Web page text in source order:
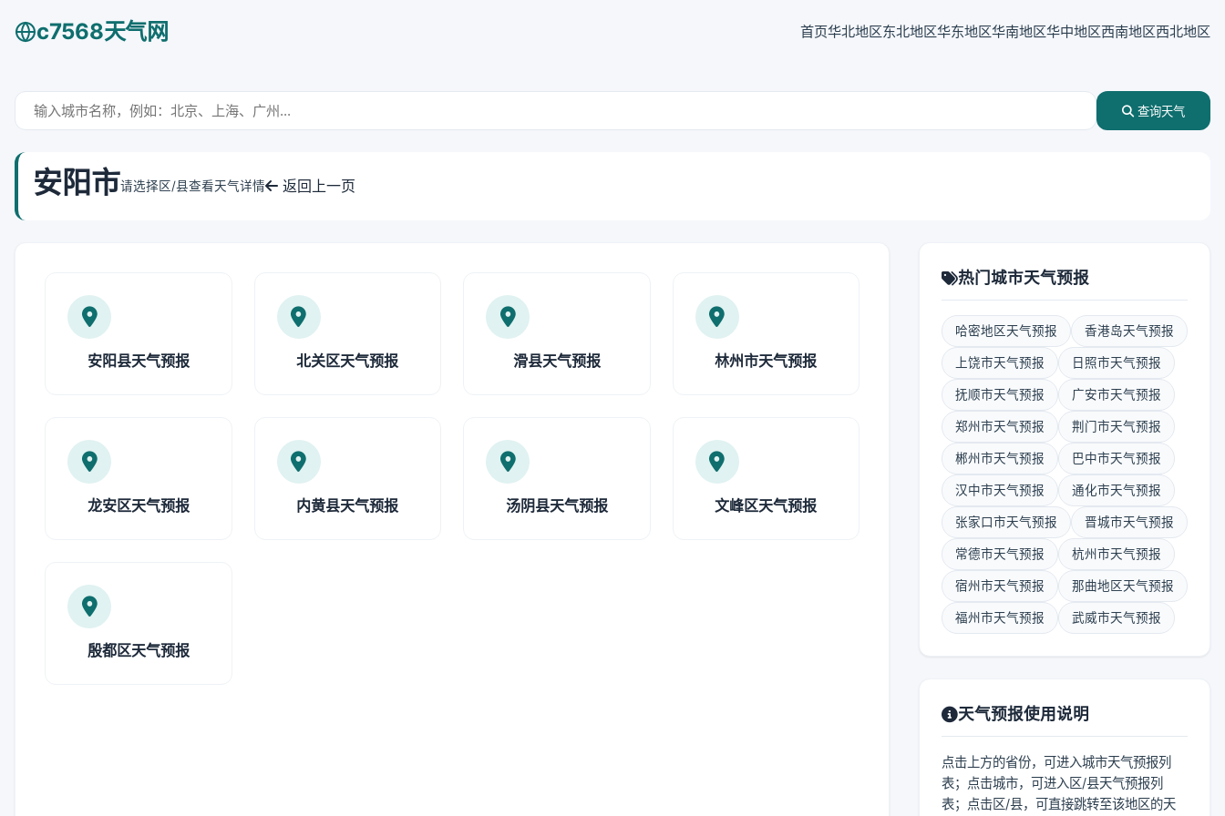
c7568天气网 首页华北地区东北地区华东地区华南地区华中地区西南地区西北地区
查询天气
安阳市请选择区/县查看天气详情 返回上一页
安阳县天气预报 北关区天气预报 滑县天气预报 林州市天气预报
龙安区天气预报 内黄县天气预报 汤阴县天气预报 文峰区天气预报
殷都区天气预报
热门城市天气预报
哈密地区天气预报 香港岛天气预报
上饶市天气预报 日照市天气预报
抚顺市天气预报 广安市天气预报
郑州市天气预报 荆门市天气预报
郴州市天气预报 巴中市天气预报
汉中市天气预报 通化市天气预报
张家口市天气预报 晋城市天气预报
常德市天气预报 杭州市天气预报
宿州市天气预报 那曲地区天气预报
福州市天气预报 武威市天气预报
天气预报使用说明
点击上方的省份，可进入城市天气预报列
表；点击城市，可进入区/县天气预报列
表；点击区/县，可直接跳转至该地区的天